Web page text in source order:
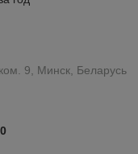
9, Минск, Беларусь